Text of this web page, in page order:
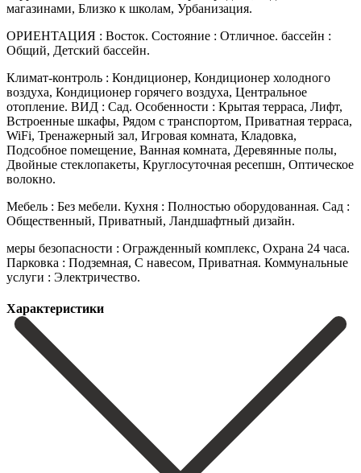
магазинами, Близко к школам, Урбанизация.
ОРИЕНТАЦИЯ : Восток. Состояние : Отличное. бассейн :
Общий, Детский бассейн.
Климат-контроль : Кондиционер, Кондиционер холодного
воздуха, Кондиционер горячего воздуха, Центральное
отопление. ВИД : Сад. Особенности : Крытая терраса, Лифт,
Встроенные шкафы, Рядом с транспортом, Приватная терраса,
WiFi, Тренажерный зал, Игровая комната, Кладовка,
Подсобное помещение, Ванная комната, Деревянные полы,
Двойные стеклопакеты, Круглосуточная ‌ресепшн, ‌Оптическое
‌волокно.
Мебель ‌: Без ‌мебели. Кухня : ‌Полностью оборудованная. Сад :
Общественный, Приватный, Ландшафтный дизайн.
меры безопасности ‌: Огражденный ‌комплекс, Охрана ‌24 часа.
Парковка : ‌Подземная, ‌С ‌навесом, ‌Приватная. Коммунальные
‌услуги ‌: ‌Электричество.
Характеристики